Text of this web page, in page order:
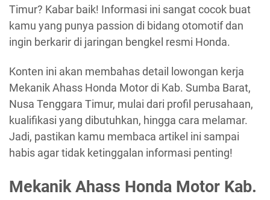
Timur? Kabar baik! Informasi ini sangat cocok buat
kamu yang punya passion di bidang otomotif dan
ingin berkarir di jaringan bengkel resmi Honda.
Konten ini akan membahas detail lowongan kerja
Mekanik Ahass Honda Motor di Kab. Sumba Barat,
Nusa Tenggara Timur, mulai dari profil perusahaan,
kualifikasi yang dibutuhkan, hingga cara melamar.
Jadi, pastikan kamu membaca artikel ini sampai
habis agar tidak ketinggalan informasi penting!
Mekanik Ahass Honda Motor Kab.